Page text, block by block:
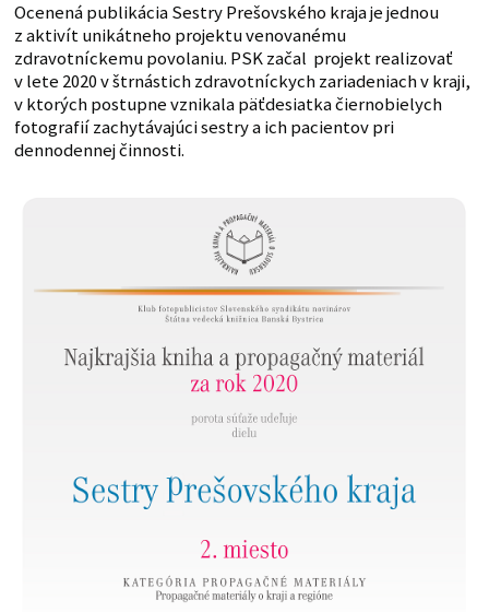
Ocenená publikácia Sestry Prešovského kraja je jednou
z aktivít unikátneho projektu venovanému
zdravotníckemu povolaniu. PSK začal projekt realizovať
v lete 2020 v štrnástich zdravotníckych zariadeniach v kraji,
v ktorých postupne vznikala päťdesiatka čiernobielych
fotografií zachytávajúci sestry a ich pacientov pri
dennodennej činnosti.